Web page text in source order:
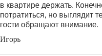
в квартире держать.
потратиться, но выглядит
гости обращают внимание.
Игорь